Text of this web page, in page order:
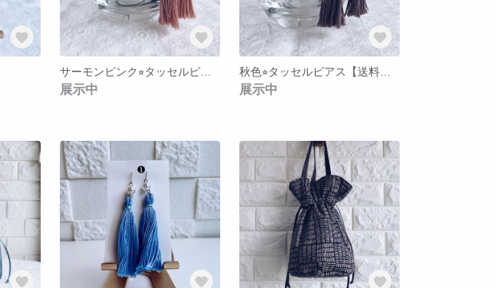
展示中 展示中